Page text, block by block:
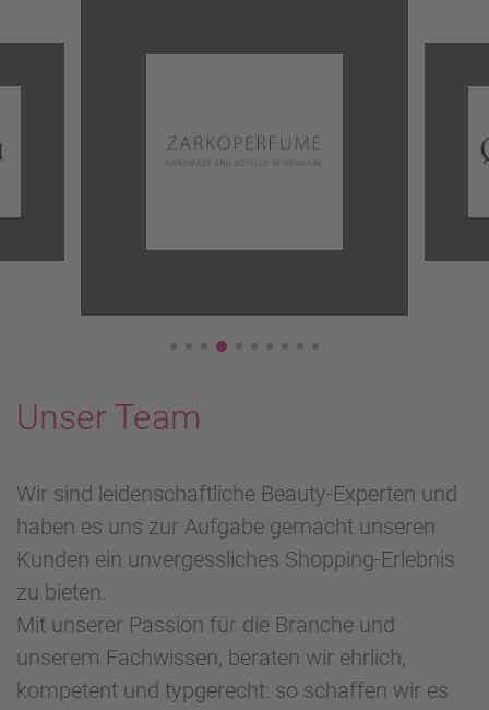
Unser Team
Wir sind leidenschaftliche Beauty-Experten und
haben es uns zur Aufgabe gemacht unseren
Kunden ein unvergessliches Shopping-Erlebnis
zu bieten.
Mit unserer Passion für die Branche und
unserem Fachwissen, beraten wir ehrlich,
kompetent und typgerecht: so schaffen wir es